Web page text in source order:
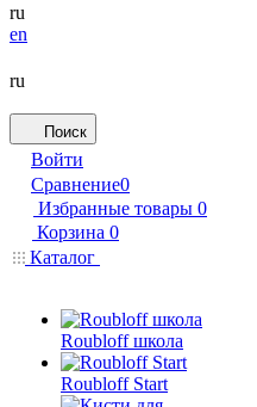
ru
en
ru
Поиск
Войти
Сравнение0
Избранные товары 0
Корзина 0
Каталог
Roubloff школа
Roubloff Start